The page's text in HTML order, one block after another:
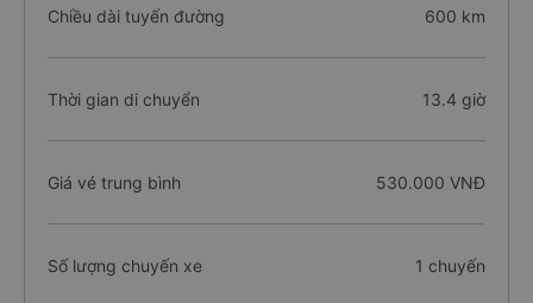
Chiều dài tuyến đường 600 km
Thời gian di chuyển 13.4 giờ
Giá vé trung bình 530.000 VNĐ
Số lượng chuyến xe 1 chuyến